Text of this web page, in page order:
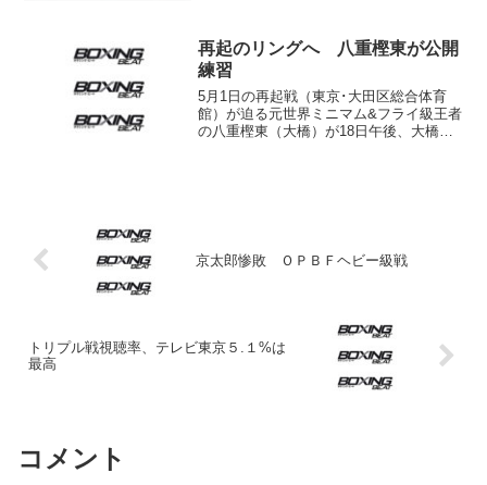
再起のリングへ 八重樫東が公開
練習
5月1日の再起戦（東京･大田区総合体育
館）が迫る元世界ミニマム&フライ級王者
の八重樫東（大橋）が18日午後、大橋ジ
京太郎惨敗 ＯＰＢＦヘビー級戦
トリプル戦視聴率、テレビ東京５.１%は
最高
コメント